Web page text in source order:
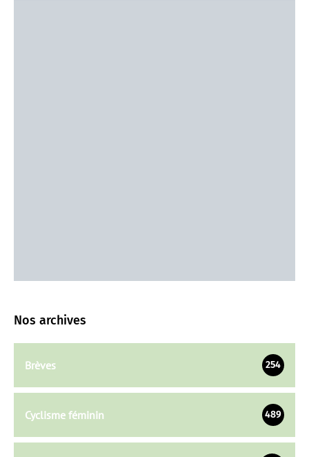
Nos archives
Brèves 254
Cyclisme féminin 489